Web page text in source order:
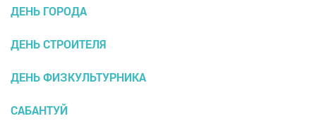
ДЕНЬ ГОРОДА
ДЕНЬ СТРОИТЕЛЯ
ДЕНЬ ФИЗКУЛЬТУРНИКА
САБАНТУЙ